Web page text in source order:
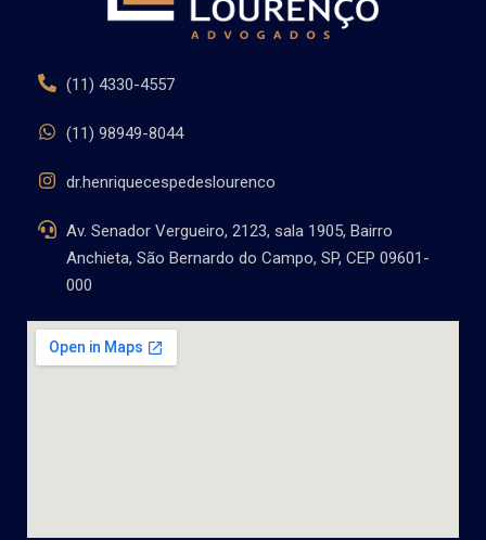
(11) 4330-4557
(11) 98949-8044
dr.henriquecespedeslourenco
Av. Senador Vergueiro, 2123, sala 1905, Bairro
Anchieta, São Bernardo do Campo, SP, CEP 09601-
000